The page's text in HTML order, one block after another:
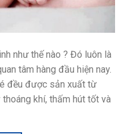
như thế nào ? Đó luôn là
tâm hàng đầu hiện nay.
đều được sản xuất từ
khí, thấm hút tốt và